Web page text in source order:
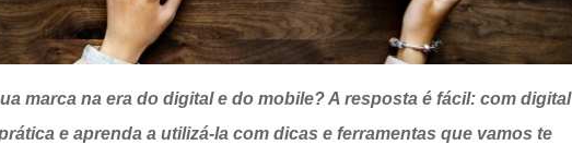
marca na era do digital e do mobile? A resposta é fácil: com digital
e aprenda a utilizá-la com dicas e ferramentas que vamos te